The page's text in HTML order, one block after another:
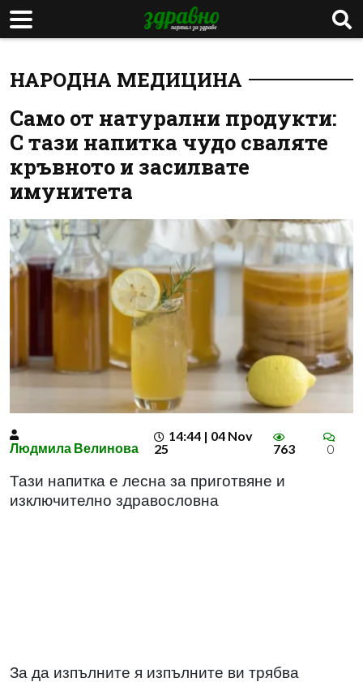
НАРОДНА МЕДИЦИНА
Само от натурални продукти:
С тази напитка чудо сваляте
кръвното и засилвате
имунитета
Людмила Велинова
14:44 | 04 Nov
25
763 0
Тази напитка е лесна за приготвяне и
изключително здравословна
За да изпълните я изпълните ви трябва